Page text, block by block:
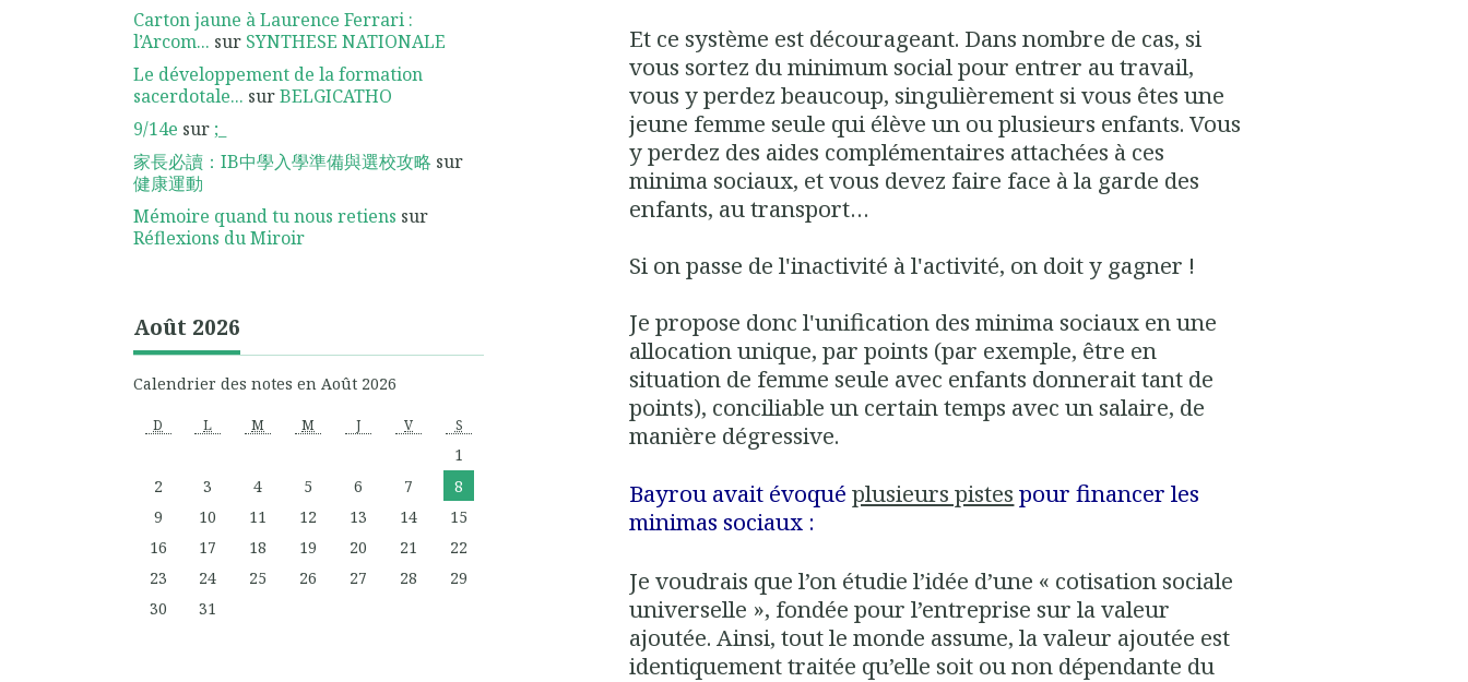
Carton jaune à Laurence Ferrari :
l’Arcom... sur SYNTHESE NATIONALE
Le développement de la formation
sacerdotale... surBELGICATHO
9/14e sur ;_
家長必讀：IB中學入學準備與選校攻略 sur
健康運動
Mémoire quand tu nous retiens sur
Réflexions du Miroir
Août 2026
Calendrier des notes en Août 2026
D L M M J V S
1
2
3 4 5 6 7
8
9
10 11 12 13 14
15
16
17 18 19 20 21
22
23
24 25 26 27 28
29
30
31
Et ce système est décourageant. Dans nombre de cas, si
vous sortez du minimum social pour entrer au travail,
vous y perdez beaucoup, singulièrement si vous êtes une
jeune femme seule qui élève un ou plusieurs enfants. Vous
y perdez des aides complémentaires attachées à ces
minima sociaux, et vous devez faire face à la garde des
enfants, au transport…
Si on passe de l'inactivité à l'activité, on doit y gagner !
Je propose donc l'unification des minima sociaux en une
allocation unique, par points (par exemple, être en
situation de femme seule avec enfants donnerait tant de
points), conciliable un certain temps avec un salaire, de
manière dégressive.
Bayrou avait évoquéplusieurs pistes pour financer les
minimas sociaux :
Je voudrais que l’on étudie l’idée d’une « cotisation sociale
universelle », fondée pour l’entreprise sur la valeur
ajoutée. Ainsi, tout le monde assume, la valeur ajoutée est
identiquement traitée qu’elle soit ou non dépendante du